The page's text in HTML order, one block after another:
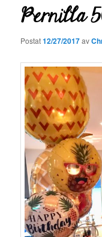
Pernilla
Postat12/27/2017av